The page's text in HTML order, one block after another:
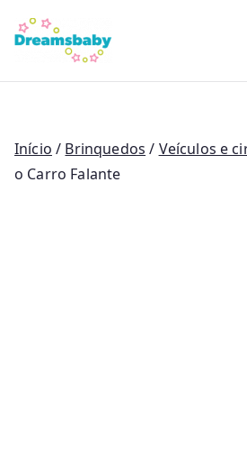
para
conteúdo
Início / Brinquedos / Veículos e
o Carro Falante